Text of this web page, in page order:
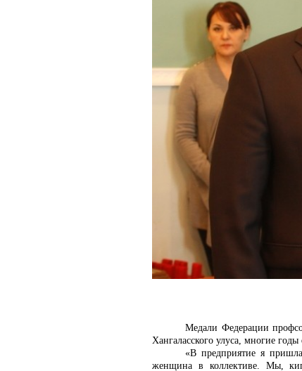
Медали Федерации
Хангаласского улуса, многие
«В предприятие я
женщина в коллективе. Мы,